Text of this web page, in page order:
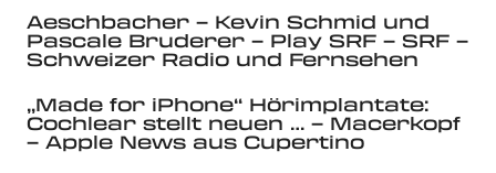
Aeschbacher – Kevin Schmid und
Pascale Bruderer – Play SRF – SRF –
Schweizer Radio und Fernsehen
„Made for iPhone“ Hörimplantate:
Cochlear stellt neuen … – Macerkopf
– Apple News aus Cupertino